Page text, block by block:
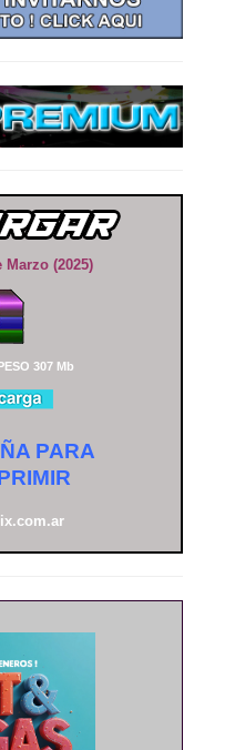
Marzo (2025)
307 Mb
PARA